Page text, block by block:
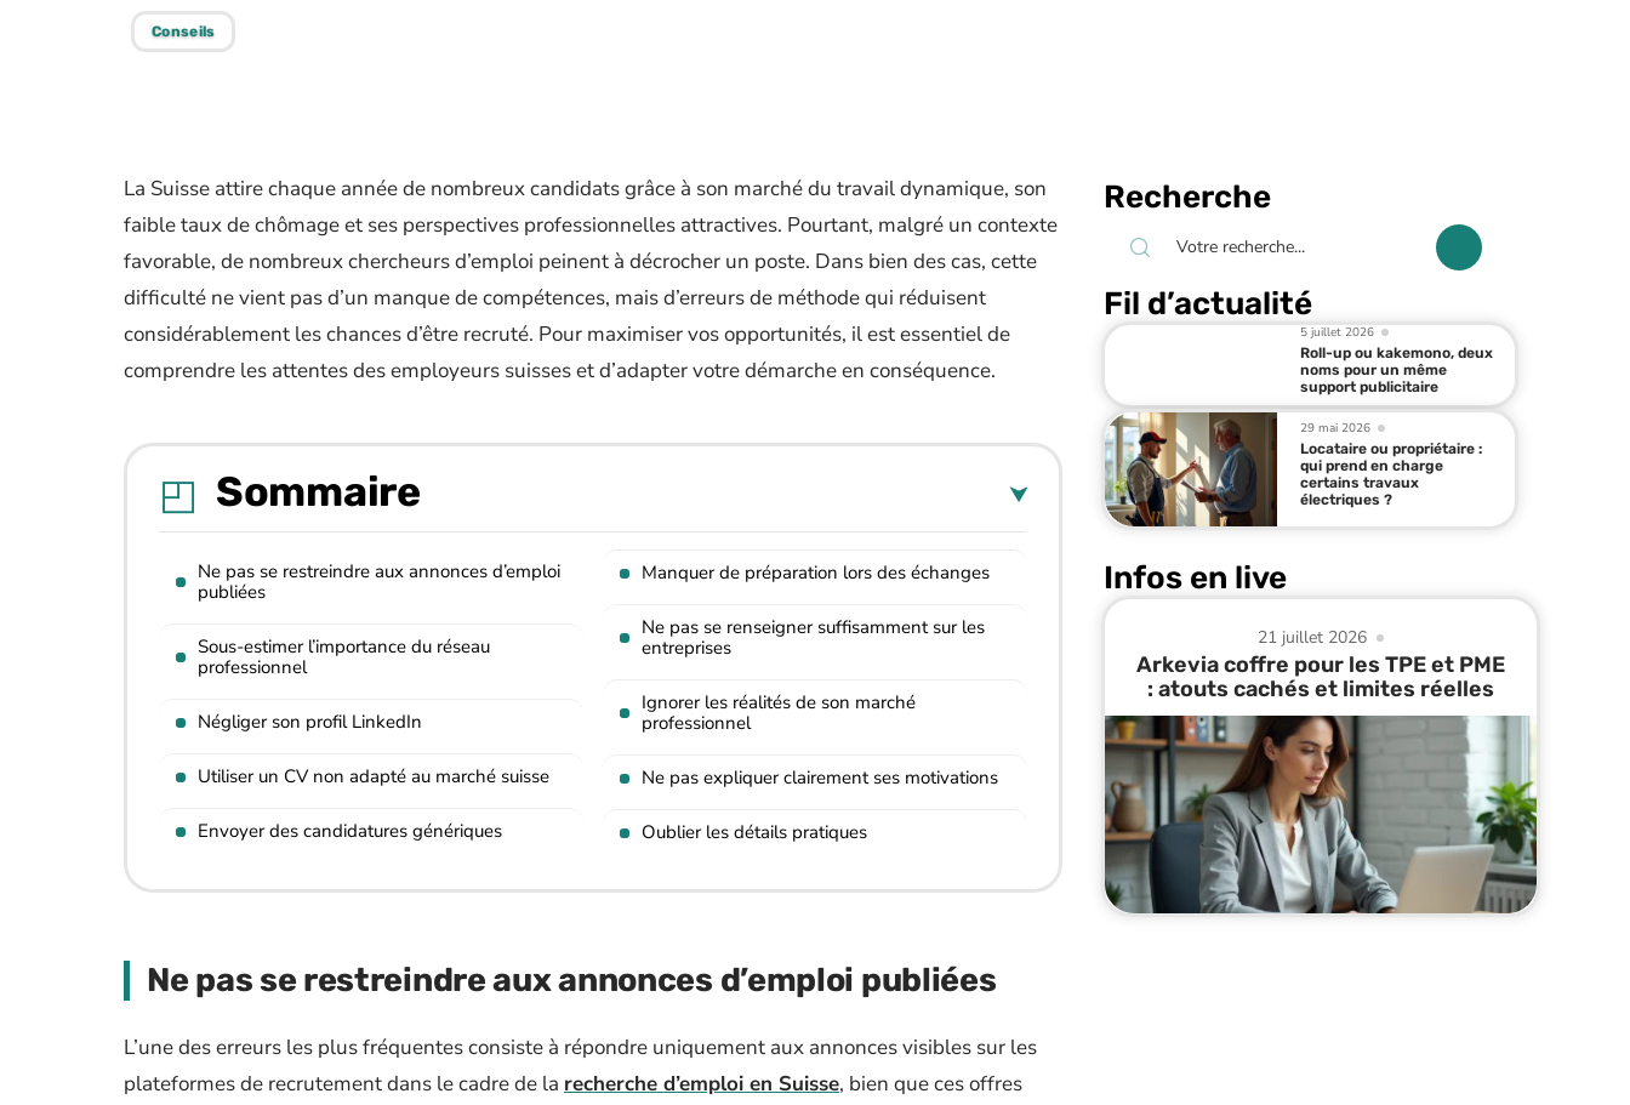
Conseils
La Suisse attire chaque année de nombreux candidats grâce à son marché du travail dynamique, son
faible taux de chômage et ses perspectives professionnelles attractives. Pourtant, malgré un contexte
favorable, de nombreux chercheurs d’emploi peinent à décrocher un poste. Dans bien des cas, cette
difficulté ne vient pas d’un manque de compétences, mais d’erreurs de méthode qui réduisent
considérablement les chances d’être recruté. Pour maximiser vos opportunités, il est essentiel de
comprendre les attentes des employeurs suisses et d’adapter votre démarche en conséquence.
Sommaire
Ne pas se restreindre aux annonces d’emploi
publiées
Sous-estimer l’importance du réseau
professionnel
Négliger son profil LinkedIn
Utiliser un CV non adapté au marché suisse
Envoyer des candidatures génériques
Manquer de préparation lors des échanges
Ne pas se renseigner suffisamment sur les
entreprises
Ignorer les réalités de son marché
professionnel
Ne pas expliquer clairement ses motivations
Oublier les détails pratiques
Ne pas se restreindre aux annonces d’emploi publiées
L’une des erreurs les plus fréquentes consiste à répondre uniquement aux annonces visibles sur les
plateformes de recrutement dans le cadre de la recherche d’emploi en Suisse, bien que ces offres
Recherche
Fil d’actualité
5 juillet 2026
Roll-up ou kakemono, deux
noms pour un même
support publicitaire
29 mai 2026
Locataire ou propriétaire :
qui prend en charge
certains travaux
électriques ?
Infos en live
21 juillet 2026
Arkevia coffre pour les TPE et PME
: atouts cachés et limites réelles